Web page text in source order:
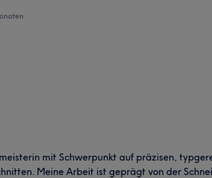
mit Schwerpunkt auf präzisen,
Meine Arbeit ist geprägt von der